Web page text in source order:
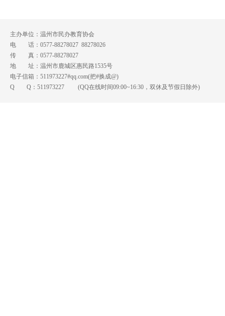
主办单位：温州市民办教育协会
电 话：0577-88278027 88278026
传 真：0577-88278027
地 址：温州市鹿城区惠民路1535号
电子信箱：511973227#qq.com(把#换成@)
Q Q： 511973227 (QQ在线时间09:00~16:30，双休及节假日除外)